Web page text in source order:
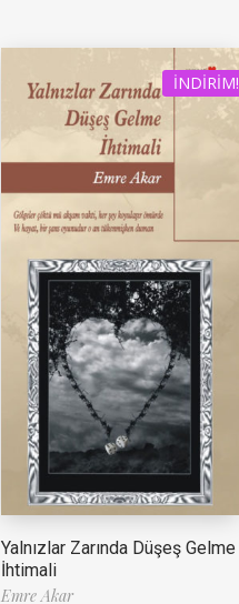
İNDIRIM!
Yalnızlar Zarında Düşeş Gelme
İhtimali
Emre Akar